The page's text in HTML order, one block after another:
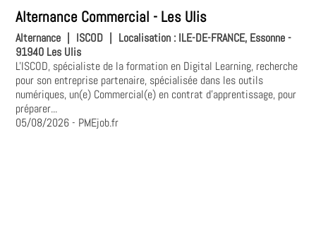
Alternance Commercial - Les Ulis
Alternance ISCOD Localisation : ILE-DE-FRANCE, Essonne -
91940 Les Ulis
L'ISCOD, spécialiste de la formation en Digital Learning, recherche
pour son entreprise partenaire, spécialisée dans les outils
numériques, un(e) Commercial(e) en contrat d'apprentissage, pour
préparer...
05/08/2026- PMEjob.fr